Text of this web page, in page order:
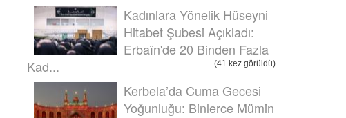
Kadınlara Yönelik Hüseyni
Hitabet Şubesi Açıkladı:
Erbaîn'de 20 Binden Fazla
Kad...
(41 kez görüldü)
Kerbela’da Cuma Gecesi
Yoğunluğu: Binlerce Mümin